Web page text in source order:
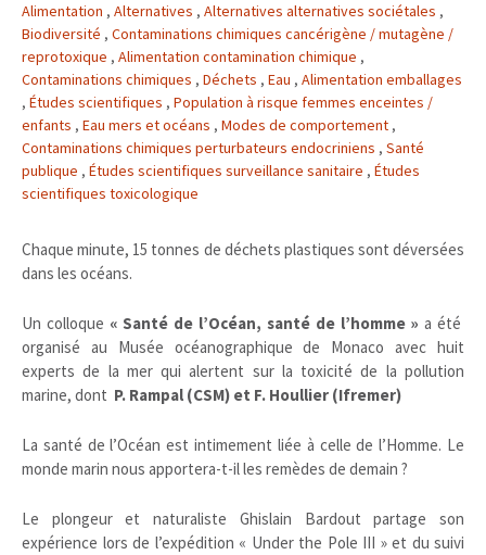
Alimentation , Alternatives , Alternatives alternatives sociétales ,
Biodiversité , Contaminations chimiques cancérigène / mutagène /
reprotoxique , Alimentation contamination chimique ,
Contaminations chimiques , Déchets , Eau , Alimentation emballages
, Études scientifiques , Population à risque femmes enceintes /
enfants , Eau mers et océans , Modes de comportement ,
Contaminations chimiques perturbateurs endocriniens , Santé
publique , Études scientifiques surveillance sanitaire , Études
scientifiques toxicologique
Chaque minute, 15 tonnes de déchets plastiques sont déversées
dans les océans.
Un colloque « Santé de l’Océan, santé de l’homme » a été
organisé au Musée océanographique de Monaco avec huit
experts de la mer qui alertent sur la toxicité de la pollution
marine, dont P. Rampal (CSM) et F. Houllier (Ifremer)
La santé de l’Océan est intimement liée à celle de l’Homme. Le
monde marin nous apportera-t-il les remèdes de demain ?
Le plongeur et naturaliste Ghislain Bardout partage son
expérience lors de l’expédition « Under the Pole III » et du suivi